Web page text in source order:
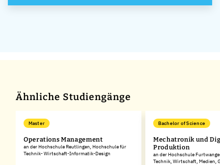
Ähnliche Studiengänge
Master
Operations Management
an der Hochschule Reutlingen, Hochschule für
Technik- Wirtschaft-Informatik-Design
Bachelor of Science
Mechatronik und
Produktion
an der Hochschule
Technik, Wirtschaft, Medien,